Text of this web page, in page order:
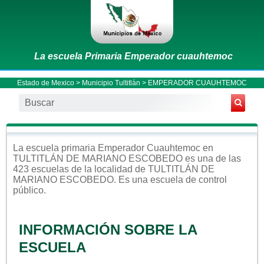
La escuela Primaria Emperador cuauhtemoc
Estado de Mexico > Municipio Tultitlán > EMPERADOR CUAUHTEMOC
La escuela primaria Emperador Cuauhtemoc en
TULTITLÁN DE MARIANO ESCOBEDO es una de las
423 escuelas de la localidad de TULTITLÁN DE
MARIANO ESCOBEDO. Es una escuela de control
público.
INFORMACIÓN SOBRE LA
ESCUELA